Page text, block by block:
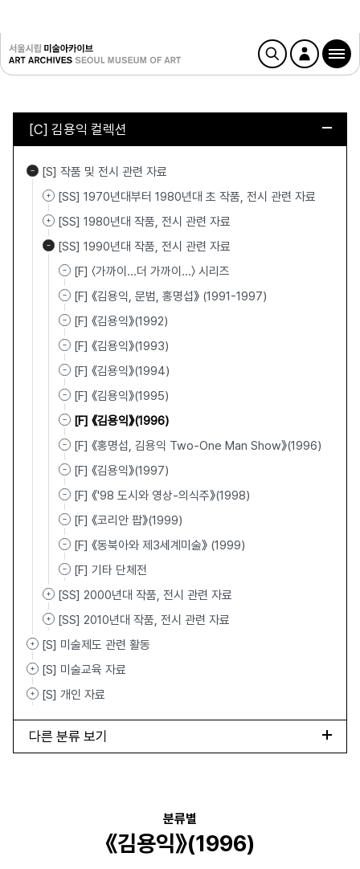
[C] 김용익 컬렉션
[S] 작품 및 전시 관련 자료
[SS] 1970년대부터 1980년대 초 작품, 전시 관련 자료
[SS] 1980년대 작품, 전시 관련 자료
[SS] 1990년대 작품, 전시 관련 자료
[F] 〈가까이…더 가까이…〉 시리즈
[F] 《김용익, 문범, 홍명섭》 (1991-1997)
[F] 《김용익》(1992)
[F] 《김용익》(1993)
[F] 《김용익》(1994)
[F] 《김용익》(1995)
[F] 《김용익》(1996)
[F] 《홍명섭, 김용익 Two-One Man Show》(1996)
[F] 《김용익》(1997)
[F] 《'98 도시와 영상-의식주》(1998)
[F] 《코리안 팝》(1999)
[F] 《동북아와 제3세계미술》 (1999)
[F] 기타 단체전
[SS] 2000년대 작품, 전시 관련 자료
[SS] 2010년대 작품, 전시 관련 자료
[S] 미술제도 관련 활동
[S] 미술교육 자료
[S] 개인 자료
다른 분류 보기
분류별
《김용익》(1996)